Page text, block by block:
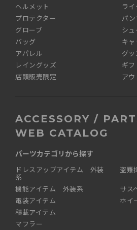
ヘルメット
ラ
プロテクター
パン
グローブ
シュ
バッグ
キ
アパレル
グッ
レイングッズ
ギフ
店頭販売限定
アウ
ACCESSORY /
WEB CATALOG
パーツカテゴリから探す
ドレスアップアイテム 外装
系
機能アイテム 外装系
電装アイテム
積載アイテム
マフラー
盗難
サス
ホイ